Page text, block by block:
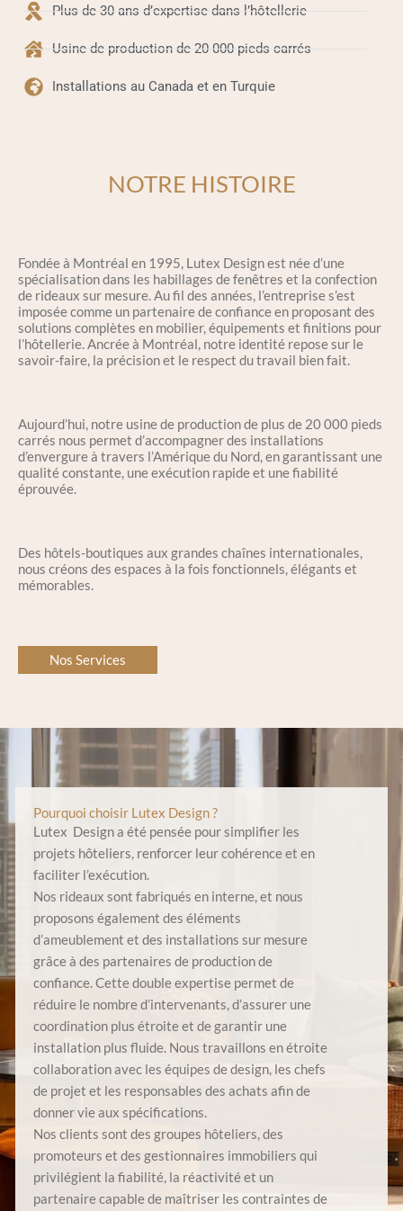
Plus de 30 ans d’expertise dans l’hôtellerie
Usine de production de 20 000 pieds carrés
Installations au Canada et en Turquie
NOTRE HISTOIRE
Fondée à Montréal en 1995, Lutex Design est née d’une
spécialisation dans les habillages de fenêtres et la confection
de rideaux sur mesure. Au fil des années, l’entreprise s’est
imposée comme un partenaire de confiance en proposant des
solutions complètes en mobilier, équipements et finitions pour
l’hôtellerie. Ancrée à Montréal, notre identité repose sur le
savoir-faire, la précision et le respect du travail bien fait.
Aujourd’hui, notre usine de production de plus de 20 000 pieds
carrés nous permet d’accompagner des installations
d’envergure à travers l’Amérique du Nord, en garantissant une
qualité constante, une exécution rapide et une fiabilité
éprouvée.
Des hôtels-boutiques aux grandes chaînes internationales,
nous créons des espaces à la fois fonctionnels, élégants et
mémorables.
Nos Services
Pourquoi choisir Lutex Design ?
Lutex Design a été pensée pour simplifier les
projets hôteliers, renforcer leur cohérence et en
faciliter l’exécution.
Nos rideaux sont fabriqués en interne, et nous
proposons également des éléments
d’ameublement et des installations sur mesure
grâce à des partenaires de production de
confiance. Cette double expertise permet de
réduire le nombre d’intervenants, d’assurer une
coordination plus étroite et de garantir une
installation plus fluide. Nous travaillons en étroite
collaboration avec les équipes de design, les chefs
de projet et les responsables des achats afin de
donner vie aux spécifications.
Nos clients sont des groupes hôteliers, des
promoteurs et des gestionnaires immobiliers qui
privilégient la fiabilité, la réactivité et un
partenaire capable de maîtriser les contraintes de